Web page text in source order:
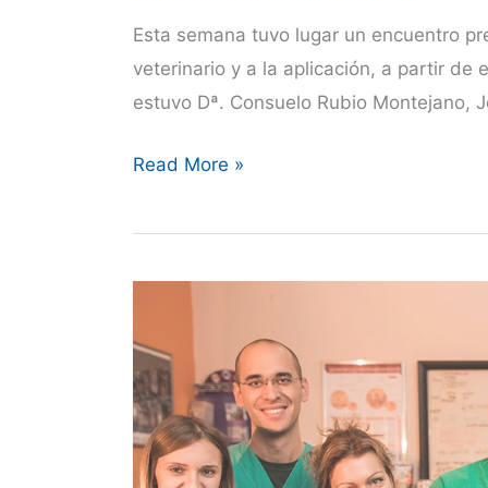
Esta semana tuvo lugar un encuentro
veterinario y a la aplicación, a partir de
estuvo Dª. Consuelo Rubio Montejano,
Reunión
la
Medicamentos
y
Productos
Sanitarios
Read More »